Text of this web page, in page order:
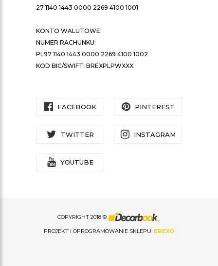
27 1140 1443 0000 2269 4100 1001
KONTO WALUTOWE:
NUMER RACHUNKU:
PL97 1140 1443 0000 2269 4100 1002
KOD BIC/SWIFT: BREXPLPWXXX
FACEBOOK PINTEREST
TWITTER INSTAGRAM
YOUTUBE
COPYRIGHT 2018 ©
PROJEKT I OPROGRAMOWANIE SKLEPU: EBEXO